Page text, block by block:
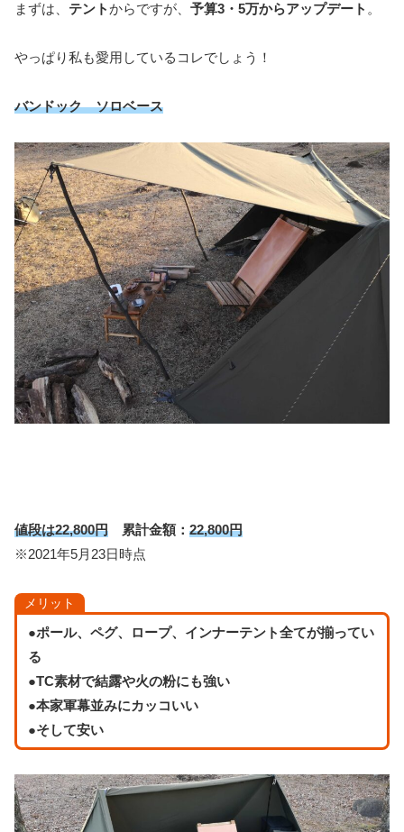
まずは、 テントからですが、 予算3・5万からアップデート 。
やっぱり私も愛用しているコレでしょう！
バンドック ソロベース
値段は22,800円 累計金額： 22,800円
※2021年5月23日時点
メリット
●ポール、ペグ、ロープ、インナーテント全てが揃ってい
る
●TC素材で結露や火の粉にも強い
●本家軍幕並みにカッコいい
●そして安い